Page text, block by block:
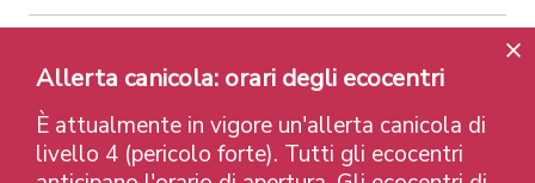
Contatti Link Note legali
Privacy Policy
Label e riconoscimenti
Credits
© 2026 Città di Lugano
Allerta canicola: orari degli ecocentri
È attualmente in vigore un'allerta canicola di
livello 4 (pericolo forte). Tutti gli ecocentri